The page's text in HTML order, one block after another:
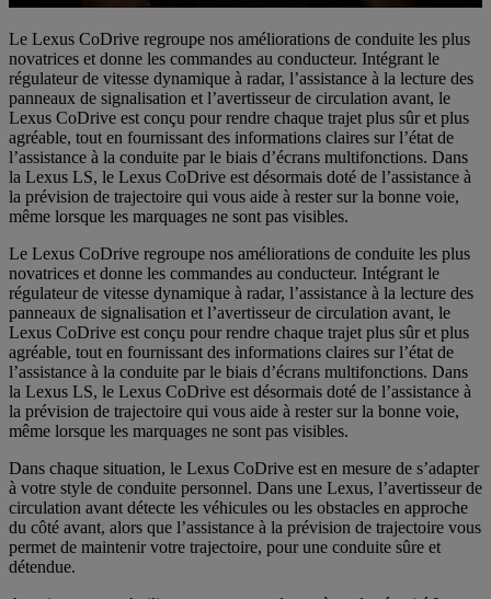
Le Lexus CoDrive regroupe nos améliorations de conduite les plus
novatrices et donne les commandes au conducteur. Intégrant le
régulateur de vitesse dynamique à radar, l’assistance à la lecture des
panneaux de signalisation et l’avertisseur de circulation avant, le
Lexus CoDrive est conçu pour rendre chaque trajet plus sûr et plus
agréable, tout en fournissant des informations claires sur l’état de
l’assistance à la conduite par le biais d’écrans multifonctions. Dans
la Lexus LS, le Lexus CoDrive est désormais doté de l’assistance à
la prévision de trajectoire qui vous aide à rester sur la bonne voie,
même lorsque les marquages ne sont pas visibles.
Le Lexus CoDrive regroupe nos améliorations de conduite les plus
novatrices et donne les commandes au conducteur. Intégrant le
régulateur de vitesse dynamique à radar, l’assistance à la lecture des
panneaux de signalisation et l’avertisseur de circulation avant, le
Lexus CoDrive est conçu pour rendre chaque trajet plus sûr et plus
agréable, tout en fournissant des informations claires sur l’état de
l’assistance à la conduite par le biais d’écrans multifonctions. Dans
la Lexus LS, le Lexus CoDrive est désormais doté de l’assistance à
la prévision de trajectoire qui vous aide à rester sur la bonne voie,
même lorsque les marquages ne sont pas visibles.
Dans chaque situation, le Lexus CoDrive est en mesure de s’adapter
à votre style de conduite personnel. Dans une Lexus, l’avertisseur de
circulation avant détecte les véhicules ou les obstacles en approche
du côté avant, alors que l’assistance à la prévision de trajectoire vous
permet de maintenir votre trajectoire, pour une conduite sûre et
détendue.